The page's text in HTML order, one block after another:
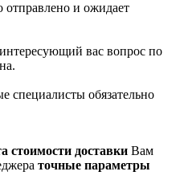
и ожидает
вас вопрос по
обязательно
стоимости доставки Вам
точные параметры